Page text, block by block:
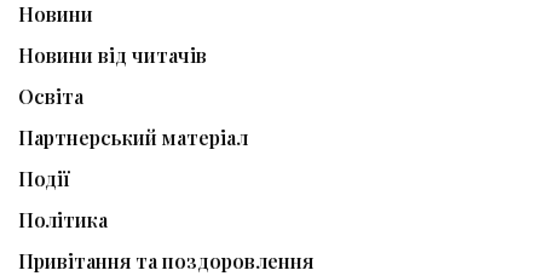
Новини
Новини від читачів
Освіта
Партнерський матеріал
Події
Політика
Привітання та поздоровлення